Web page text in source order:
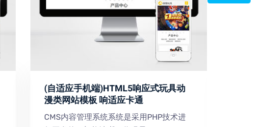
(自适应手机端)HTML5响应式玩具动
漫类网站模板 响适应卡通
CMS内容管理系统系统是采用PHP技术进